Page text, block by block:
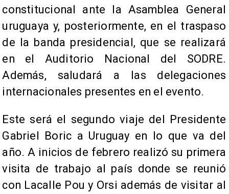
constitucional ante la Asamblea General
uruguaya y, posteriormente, en el traspaso
de la banda presidencial, que se realizará
en el Auditorio Nacional del SODRE.
Además, saludará a las delegaciones
internacionales presentes en el evento.
Este será el segundo viaje del Presidente
Gabriel Boric a Uruguay en lo que va del
año. A inicios de febrero realizó su primera
visita de trabajo al país donde se reunió
con Lacalle Pou y Orsi además de visitar al